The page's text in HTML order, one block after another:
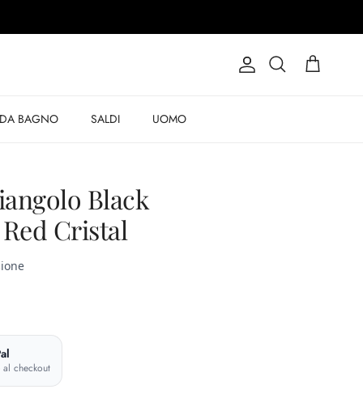
AccountCerca Carrello
BAGNO SALDI UOMO
Black
Cristal
checkout